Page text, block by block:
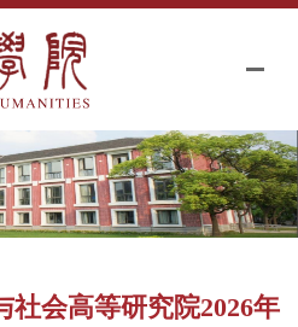
社会高等研究院2026年